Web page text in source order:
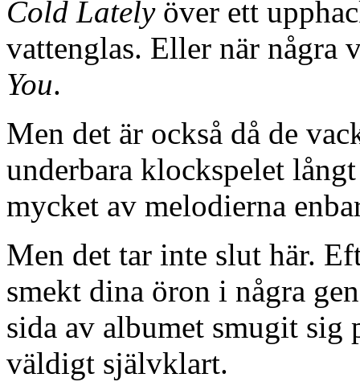
Cold Latelyöver ett
vattenglas. Eller när
You.
Men det är också då de
underbara klockspelet
mycket av melodierna
Men det tar inte slut här.
smekt dina öron i några
sida av albumet smugit sig
väldigt självklart.